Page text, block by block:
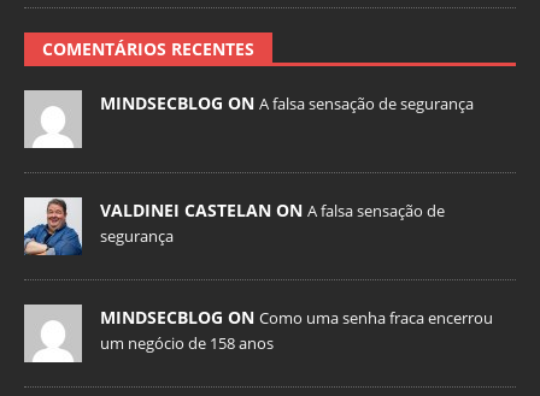
COMENTÁRIOS RECENTES
MINDSECBLOG ON A falsa sensação de segurança
VALDINEI CASTELAN ON A falsa sensação de
segurança
MINDSECBLOG ON Como uma senha fraca encerrou
um negócio de 158 anos